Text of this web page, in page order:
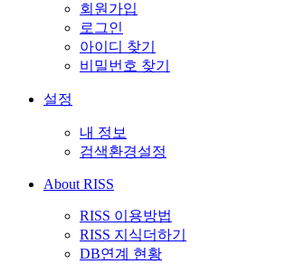
회원가입
로그인
아이디 찾기
비밀번호 찾기
설정
내 정보
검색환경설정
About RISS
RISS 이용방법
RISS 지식더하기
DB연계 현황